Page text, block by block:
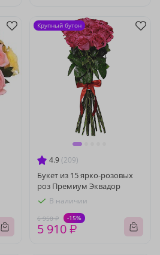
4.9 (209)
Букет из 15 ярко-розовых
роз Премиум Эквадор
В наличии
6 950 ₽ -15%
5 910 ₽
Крупный бутон